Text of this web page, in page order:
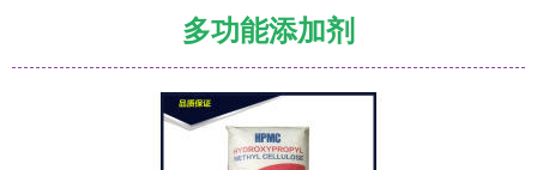
多功能添加剂